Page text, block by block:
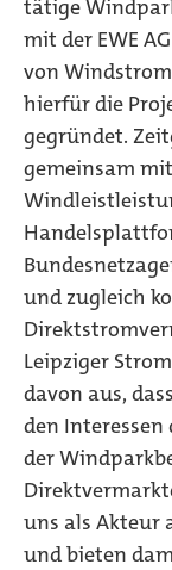
tätige
mit der EWE
von
hierfür die
gegründet.
gemeinsam
und zugleich
Leipziger
davon aus,
den Interessen
der
uns als Akteur
und bieten